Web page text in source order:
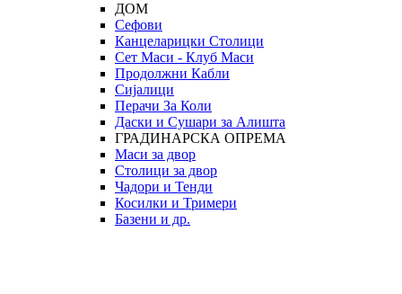
ДОМ
Сефови
Канцеларицки Столици
Сет Маси - Клуб Маси
Продолжни Кабли
Сијалици
Перачи За Коли
Даски и Сушари за Алишта
ГРАДИНАРСКА ОПРЕМА
Маси за двор
Столици за двор
Чадори и Тенди
Косилки и Тримери
Базени и др.